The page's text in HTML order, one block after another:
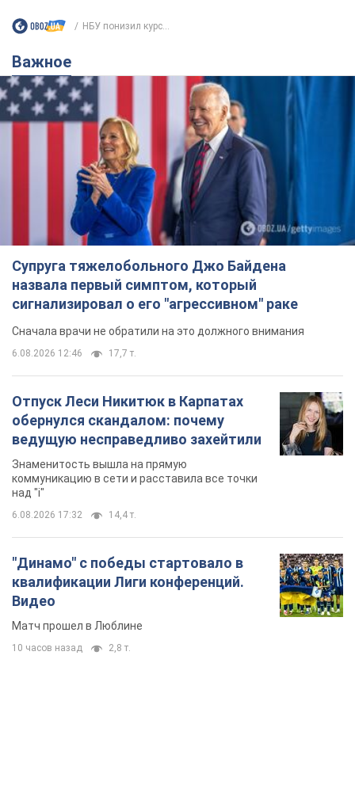
Супруга тяжелобольного Джо Байдена
назвала первый симптом, который
сигнализировал о его "агрессивном" раке
Сначала врачи не обратили на это должного внимания
6.08.2026 12:46 17,7 т.
Отпуск Леси Никитюк в Карпатах
обернулся скандалом: почему
ведущую несправедливо захейтили
Знаменитость вышла на прямую
над "i"
6.08.2026 17:32 14,4 т.
"Динамо" с победы стартовало в
квалификации Лиги конференций.
Видео
Матч прошел в Люблине
10 часов назад